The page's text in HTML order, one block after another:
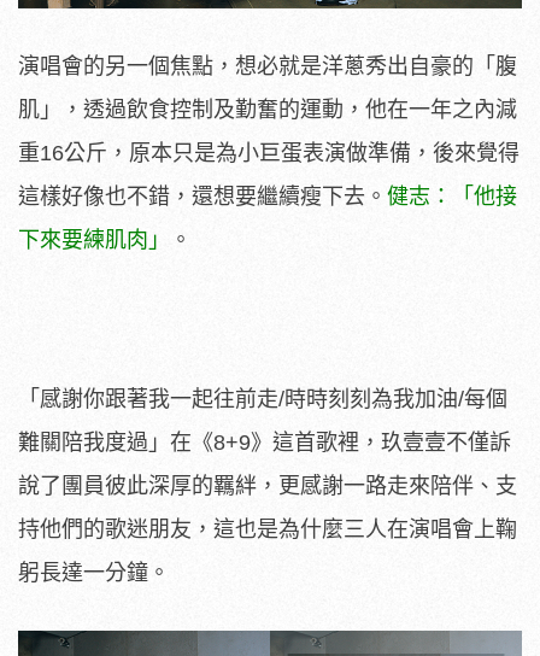
演唱會的另一個焦點，想必就是洋蔥秀出自豪的「腹
肌」，透過飲食控制及勤奮的運動，他在一年之內減
重16公斤，原本只是為小巨蛋表演做準備，後來覺得
這樣好像也不錯，還想要繼續瘦下去。 健志：「他接
下來要練肌肉」
。
「感謝你跟著我一起往前走/時時刻刻為我加油/每個
難關陪我度過」在《8+9》這首歌裡，玖壹壹不僅訴
說了團員彼此深厚的羈絆，更感謝一路走來陪伴、支
持他們的歌迷朋友，這也是為什麼三人在演唱會上鞠
躬長達一分鐘。